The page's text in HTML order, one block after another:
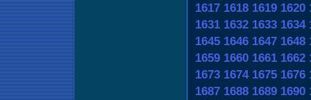
1617 1618 1619 1620
1631 1632 1633 1634
1645 1646 1647 1648
1659 1660 1661 1662
1673 1674 1675 1676
1687 1688 1689 1690